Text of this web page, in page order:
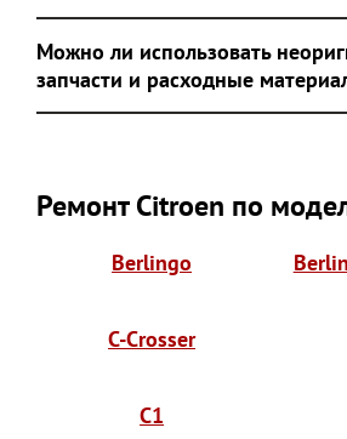
Можно ли использовать
запчасти и расходные
Ремонт Citroen по
Berlingo
C-Crosser
C1